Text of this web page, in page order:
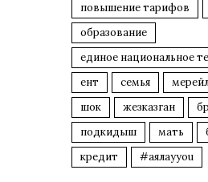
повышение тарифов
образование
единое национальное
ент
семья
шок
жезказган
подкидыш
мать
кредит
#аялауyou